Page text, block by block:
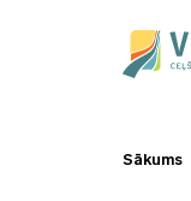
Sākums